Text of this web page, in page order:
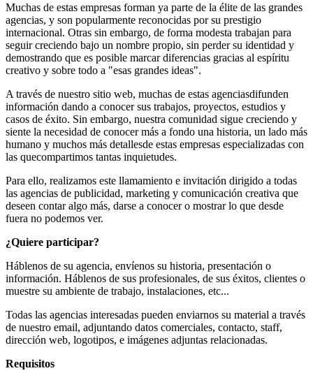
Muchas de estas empresas forman ya parte de la élite de las grandes
agencias, y son popularmente reconocidas por su prestigio
internacional. Otras sin embargo, de forma modesta trabajan para
seguir creciendo bajo un nombre propio, sin perder su identidad y
demostrando que es posible marcar diferencias gracias al espíritu
creativo y sobre todo a "esas grandes ideas".
A través de nuestro sitio web, muchas de estas agenciasdifunden
información dando a conocer sus trabajos, proyectos, estudios y
casos de éxito. Sin embargo, nuestra comunidad sigue creciendo y
siente la necesidad de conocer más a fondo una historia, un lado más
humano y muchos más detallesde estas empresas especializadas con
las quecompartimos tantas inquietudes.
Para ello, realizamos este llamamiento e invitación dirigido a todas
las agencias de publicidad, marketing y comunicación creativa que
deseen contar algo más, darse a conocer o mostrar lo que desde
fuera no podemos ver.
¿Quiere participar?
Háblenos de su agencia, envíenos su historia, presentación o
información. Háblenos de sus profesionales, de sus éxitos, clientes o
muestre su ambiente de trabajo, instalaciones, etc...
Todas las agencias interesadas pueden enviarnos su material a través
de nuestro email, adjuntando datos comerciales, contacto, staff,
dirección web, logotipos, e imágenes adjuntas relacionadas.
Requisitos